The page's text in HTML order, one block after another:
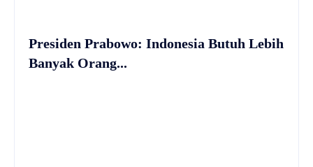
Presiden Prabowo: Indonesia Butuh Lebih
Banyak Orang...